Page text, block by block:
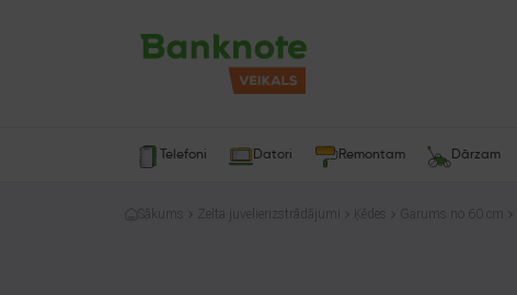
Telefoni Datori Remontam Dārzam
Sākums Zelta juvelierizstrādājumi Ķēdes Garums no 60 cm